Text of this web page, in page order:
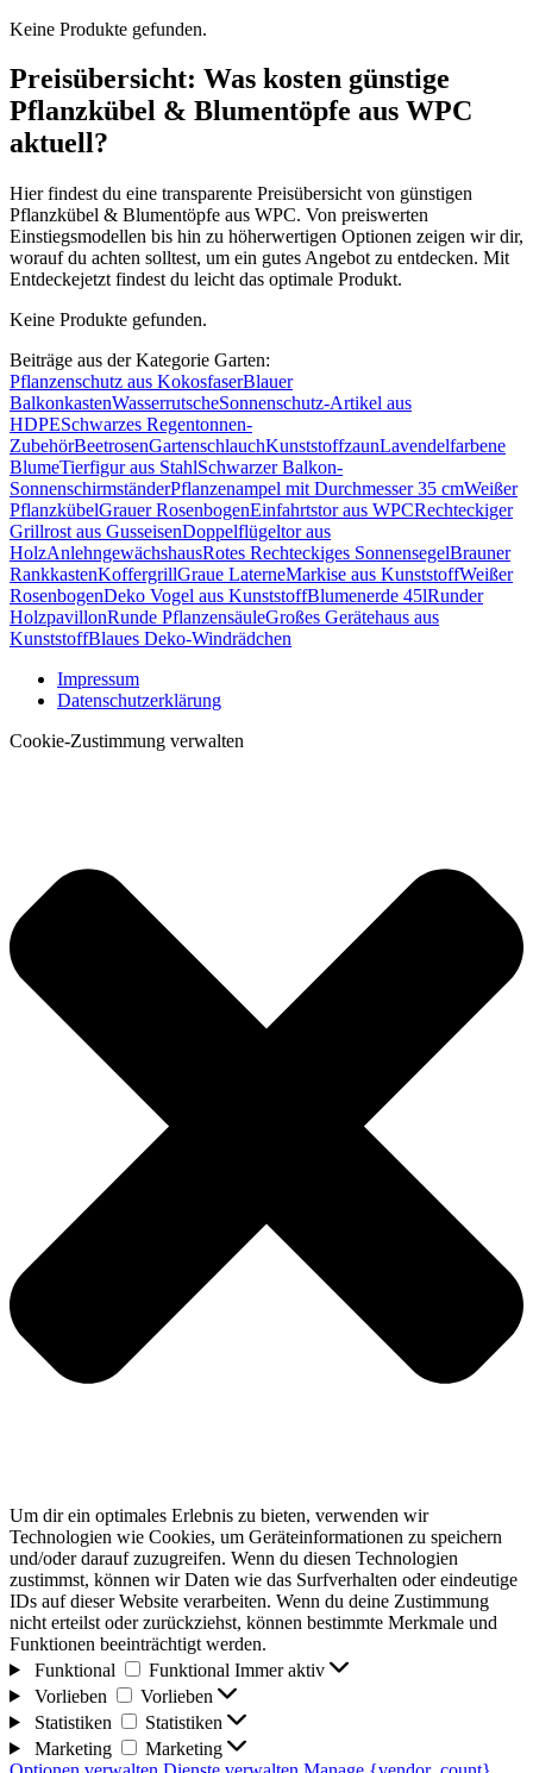
Keine Produkte gefunden.
Preisübersicht: Was kosten günstige
Pflanzkübel & Blumentöpfe aus WPC
aktuell?
Hier findest du eine transparente Preisübersicht von günstigen
Pflanzkübel & Blumentöpfe aus WPC. Von preiswerten
Einstiegsmodellen bis hin zu höherwertigen Optionen zeigen wir dir,
worauf du achten solltest, um ein gutes Angebot zu entdecken. Mit
Entdeckejetzt findest du leicht das optimale Produkt.
Keine Produkte gefunden.
Beiträge aus der Kategorie Garten:
Pflanzenschutz aus KokosfaserBlauer
BalkonkastenWasserrutscheSonnenschutz-Artikel aus
HDPESchwarzes Regentonnen-
ZubehörBeetrosenGartenschlauchKunststoffzaunLavendelfarbene
BlumeTierfigur aus StahlSchwarzer Balkon-
SonnenschirmständerPflanzenampel mit Durchmesser 35 cmWeißer
PflanzkübelGrauer RosenbogenEinfahrtstor aus WPCRechteckiger
Grillrost aus GusseisenDoppelflügeltor aus
HolzAnlehngewächshausRotes Rechteckiges SonnensegelBrauner
RankkastenKoffergrillGraue LaterneMarkise aus KunststoffWeißer
RosenbogenDeko Vogel aus KunststoffBlumenerde 45lRunder
HolzpavillonRunde PflanzensäuleGroßes Gerätehaus aus
KunststoffBlaues Deko-Windrädchen
Impressum
Datenschutzerklärung
Cookie-Zustimmung verwalten
Um dir ein optimales Erlebnis zu bieten, verwenden wir
Technologien wie Cookies, um Geräteinformationen zu speichern
und/oder darauf zuzugreifen. Wenn du diesen Technologien
zustimmst, können wir Daten wie das Surfverhalten oder eindeutige
IDs auf dieser Website verarbeiten. Wenn du deine Zustimmung
nicht erteilst oder zurückziehst, können bestimmte Merkmale und
Funktionen beeinträchtigt werden.
Funktional
Funktional Immer aktiv
Vorlieben
Vorlieben
Statistiken
Statistiken
Marketing
Marketing